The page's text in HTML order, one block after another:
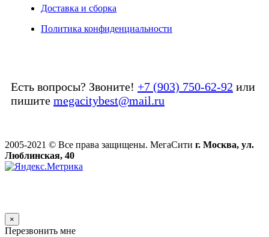
Доставка и сборка
Политика конфиденциальности
Есть вопросы? Звоните! +7 (903) 750-62-92 или
пишите megacitybest@mail.ru
2005-2021 © Все права защищены. МегаСити г. Москва, ул.
Люблинская, 40
×
Перезвонить мне